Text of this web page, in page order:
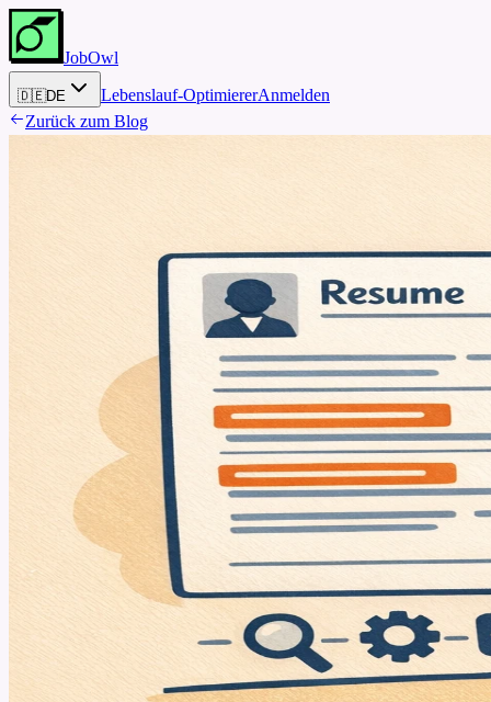
JobOwl
🇩🇪DE Lebenslauf-OptimiererAnmelden
Zurück zum Blog